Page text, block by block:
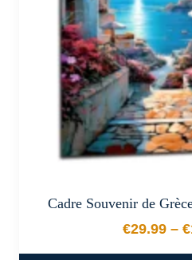
la
du
Cadre Souvenir de
€29.99 – €